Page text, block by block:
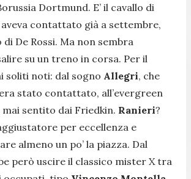
Dortmund. E’ il cavallo di
aveva contattato già a settembre,
di De Rossi. Ma non sembra
su un treno in corsa. Per il
soliti noti: dal sogno Allegri, che
stato contattato, all’evergreen
mai sentito dai Friedkin. Ranieri?
per eccellenza e
almeno un po’ la piazza. Dal
però uscire il classico mister X tra